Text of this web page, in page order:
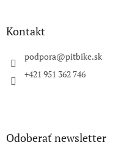
Kontakt
podpora@pitbike.sk
+421 951 362 746
Odoberať newsletter